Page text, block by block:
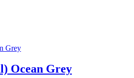
Ocean Grey